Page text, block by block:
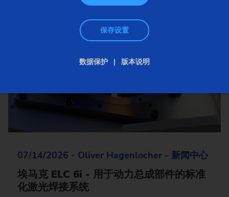
07/14/2026 - Oliver Hagenlocher - 新闻中心
埃马克 ELC 6i - 用于动力总成部件的标准
化激光焊接系统
保存设置
数据保护 版本说明